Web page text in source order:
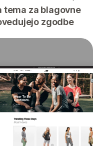
tema za blagovne
zgodbe